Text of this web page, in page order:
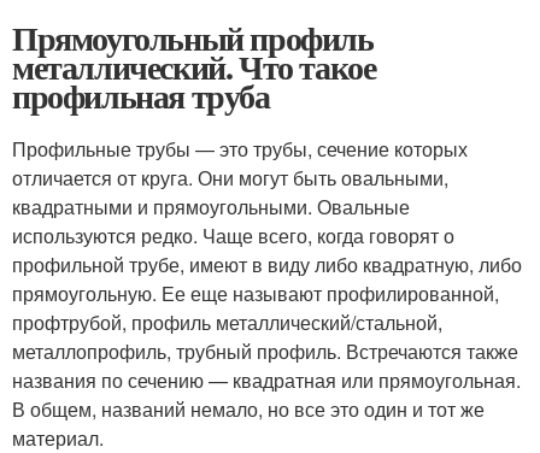
Прямоугольный профиль
металлический. Что такое
профильная труба
Профильные трубы — это трубы, сечение которых
отличается от круга. Они могут быть овальными,
квадратными и прямоугольными. Овальные
используются редко. Чаще всего, когда говорят о
профильной трубе, имеют в виду либо квадратную, либо
прямоугольную. Ее еще называют профилированной,
профтрубой, профиль металлический/стальной,
металлопрофиль, трубный профиль. Встречаются также
названия по сечению — квадратная или прямоугольная.
В общем, названий немало, но все это один и тот же
материал.